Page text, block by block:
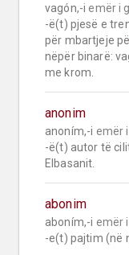
vagón,-i emër i
-ë(t) pjesë e
për mbartjeje
nëpër binarë:
me krom.
anonim
anoním,-i emër
-ë(t) autor të
Elbasanit.
abonim
aboním,-i emër
-e(t) pajtim (në